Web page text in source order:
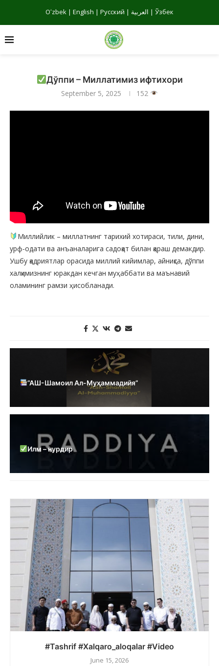
Oʻzbek | English | Русский | العربية | Ўзбек
Дўппи – Миллатимиз ифтихори
September 5, 2025 152
Миллийлик – миллатнинг тарихий хотираси, тили, дини,
урф-одати ва анъаналарига садоқат билан қараш демакдир.
Ушбу қадриятлар орасида миллий кийимлар, айниқса, дўппи
халқимизнинг юракдан кечган муҳаббати ва маънавий
оламининг рамзи ҳисобланади.
”АШ-Шамоил Ал-Муҳаммадийя”
Илм – нурдир
#Tashrif #Xalqaro_aloqalar #Video
June 15, 2026